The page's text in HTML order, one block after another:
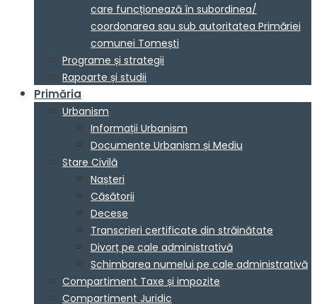
care funcționează în subordinea/
coordonarea sau sub autoritatea Primăriei
comunei Tomești
Programe și strategii
Rapoarte și studii
Primăria
Urbanism
Informații Urbanism
Documente Urbanism și Mediu
Stare Civilă
Nașteri
Căsătorii
Decese
Transcrieri certificate din străinătate
Divorț pe cale administrativă
Schimbarea numelui pe cale administrativă
Compartiment Taxe și impozite
Compartiment Juridic